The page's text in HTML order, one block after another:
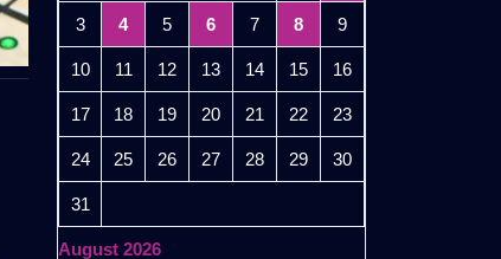
August 2026
3 4 5 6 7 8 9
10 11 12 13 14 15 16
17 18 19 20 21 22 23
24 25 26 27 28 29 30
31